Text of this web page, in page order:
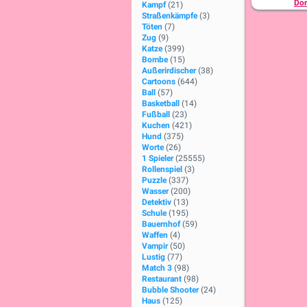
Kampf (21)
Straßenkämpfe (3)
Töten (7)
Zug (9)
Katze (399)
Bombe (15)
Außerirdischer (38)
Cartoons (644)
Ball
(57)
Basketball
(14)
Fußball
(23)
Kuchen (421)
Hund (375)
Worte (26)
1 Spieler (25555)
Rollenspiel (3)
Puzzle (337)
Wasser (200)
Detektiv (13)
Schule (195)
Bauernhof (59)
Waffen (4)
Vampir (50)
Lustig (77)
Match 3 (98)
Restaurant (98)
Bubble Shooter (24)
Haus (125)